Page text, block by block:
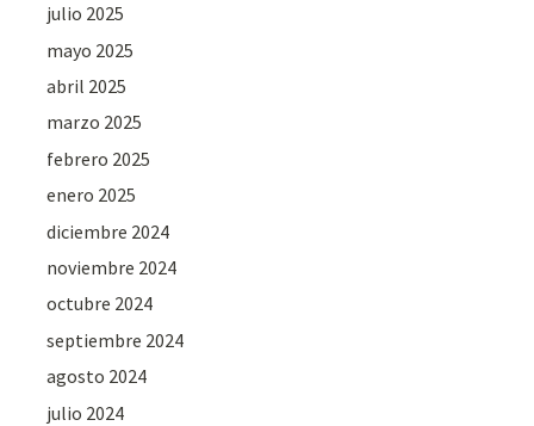
julio 2025
mayo 2025
abril 2025
marzo 2025
febrero 2025
enero 2025
diciembre 2024
noviembre 2024
octubre 2024
septiembre 2024
agosto 2024
julio 2024